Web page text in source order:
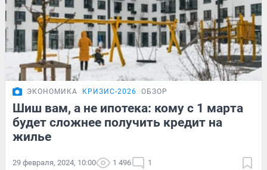
ЭКОНОМИКА КРИЗИС-2026 ОБЗОР
Шиш вам, а не ипотека: кому с 1 марта
будет сложнее получить кредит на
жилье
29 февраля, 2024, 10:00 1 496 1